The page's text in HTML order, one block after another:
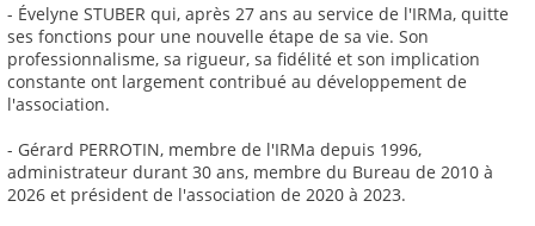
- Évelyne STUBER qui, après 27 ans au service de l'IRMa, quitte
ses fonctions pour une nouvelle étape de sa vie. Son
professionnalisme, sa rigueur, sa fidélité et son implication
constante ont largement contribué au développement de
l'association.
- Gérard PERROTIN, membre de l'IRMa depuis 1996,
administrateur durant 30 ans, membre du Bureau de 2010 à
2026 et président de l'association de 2020 à 2023.